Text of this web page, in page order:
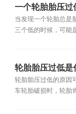
一个轮胎胎压过
当发现一个轮胎总是
三个低的时候，可能
轮胎胎压过低是
轮胎胎压过低的原因
车轮胎破损时，轮胎